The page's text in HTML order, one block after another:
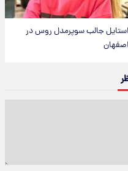
استایل جالب سوپرمدل روس در
اصفهان